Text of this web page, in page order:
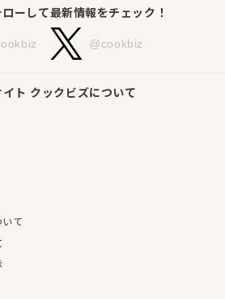
ェ、給食・社員食堂・介護・病院
明美
高井戸東1-31-5パークシティ浜田山D棟105
ーして最新情報をチェック！
@cookbiz
ト クックビズについて
て